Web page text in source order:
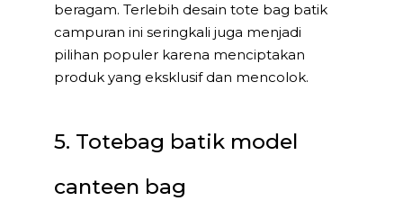
beragam. Terlebih desain tote bag batik
campuran ini seringkali juga menjadi
pilihan populer karena menciptakan
produk yang eksklusif dan mencolok.
5. Totebag batik model
canteen bag